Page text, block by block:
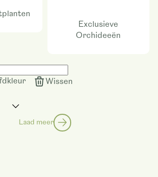
Exclusieve
Orchideeën
Wissen
Laad meer